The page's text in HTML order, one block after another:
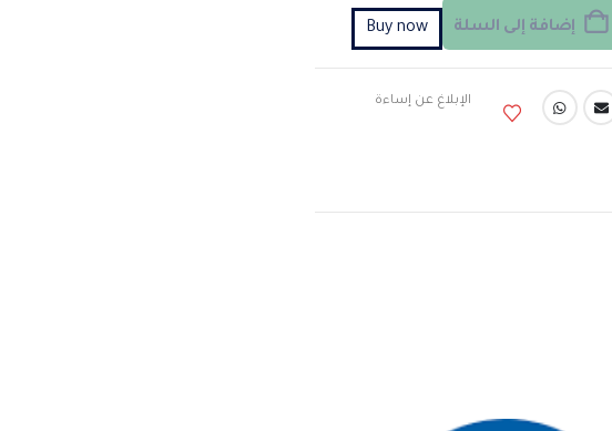
إضافة إلى السلة Buy now
الإبلاغ عن إساءة